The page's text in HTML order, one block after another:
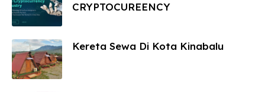
CRYPTOCUREENCY
Kereta Sewa Di Kota Kinabalu